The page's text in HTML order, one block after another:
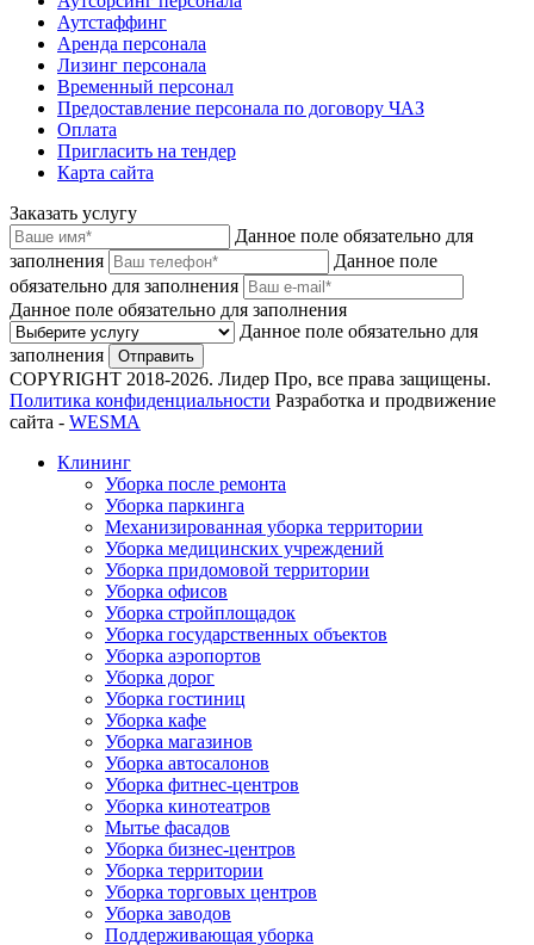
Аутстаффинг
Аренда персонала
Лизинг персонала
Временный персонал
Предоставление персонала по договору ЧАЗ
Оплата
Пригласить на тендер
Карта сайта
Заказать услугу
Данное поле обязательно для
заполнения
Данное поле
обязательно для заполнения
Данное поле обязательно для заполнения
Данное поле обязательно для
заполнения
Отправить
COPYRIGHT 2018-2026. Лидер Про, все права защищены.
Политика конфиденциальности Разработка и продвижение
сайта - WESMA
Клининг
Уборка после ремонта
Уборка паркинга
Механизированная уборка территории
Уборка медицинских учреждений
Уборка придомовой территории
Уборка офисов
Уборка стройплощадок
Уборка государственных объектов
Уборка аэропортов
Уборка дорог
Уборка гостиниц
Уборка кафе
Уборка магазинов
Уборка автосалонов
Уборка фитнес-центров
Уборка кинотеатров
Мытье фасадов
Уборка бизнес-центров
Уборка территории
Уборка торговых центров
Уборка заводов
Поддерживающая уборка